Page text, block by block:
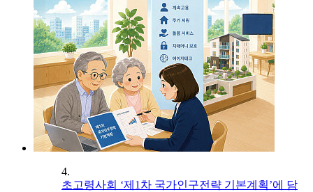
4.
초고령사회 ‘제1차 국가인구전략 기본계획’에 담